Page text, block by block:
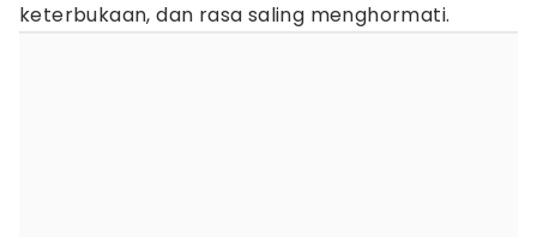
keterbukaan, dan rasa saling menghormati.